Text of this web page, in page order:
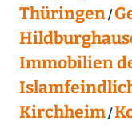
Thüringen
Immobilien
Kirchheim